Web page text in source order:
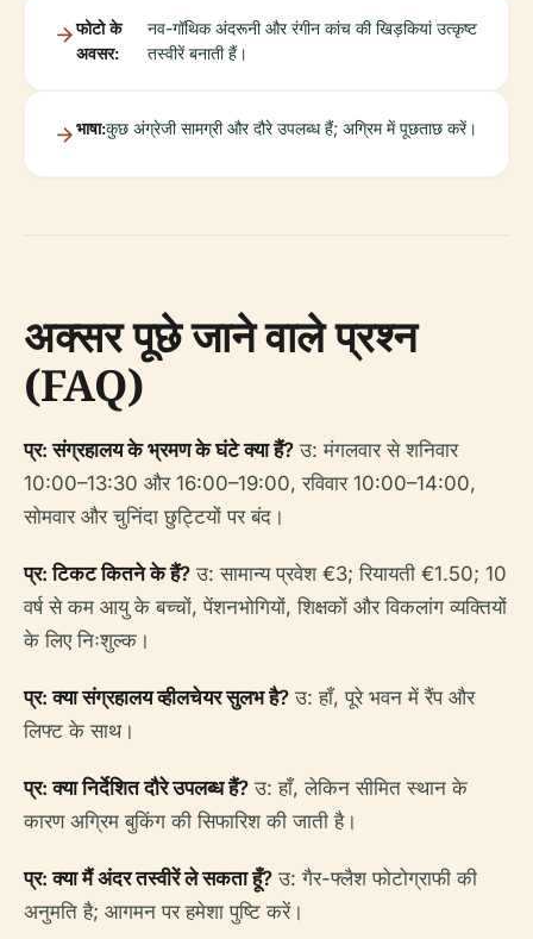
फोटो के
अवसर:
नव-गॉथिक अंदरूनी और रंगीन कांच की खिड़कियां उत्कृष्ट
तस्वीरें बनाती हैं।
भाषा:कुछ अंग्रेजी सामग्री और दौरे उपलब्ध हैं; अग्रिम में पूछताछ करें।
अक्सर पूछे जाने वाले प्रश्न
(FAQ)
प्र: संग्रहालय के भ्रमण के घंटे क्या हैं? उ: मंगलवार से शनिवार
10:00–13:30 और 16:00–19:00, रविवार 10:00–14:00,
सोमवार और चुनिंदा छुट्टियों पर बंद।
प्र: टिकट कितने के हैं? उ: सामान्य प्रवेश €3; रियायती €1.50; 10
वर्ष से कम आयु के बच्चों, पेंशनभोगियों, शिक्षकों और विकलांग व्यक्तियों
के लिए निःशुल्क।
प्र: क्या संग्रहालय व्हीलचेयर सुलभ है? उ: हाँ, पूरे भवन में रैंप और
लिफ्ट के साथ।
प्र: क्या निर्देशित दौरे उपलब्ध हैं? उ: हाँ, लेकिन सीमित स्थान के
कारण अग्रिम बुकिंग की सिफारिश की जाती है।
प्र: क्या मैं अंदर तस्वीरें ले सकता हूँ? उ: गैर-फ्लैश फोटोग्राफी की
अनुमति है; आगमन पर हमेशा पुष्टि करें।